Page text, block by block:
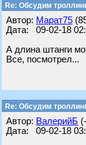
Re: Обсудим
Автор: Марат75
Дата: 09-02-18
А длина штанги
Все, посмотрел...
Re: Обсудим
Автор: ВалерийБ
Дата: 09-02-18